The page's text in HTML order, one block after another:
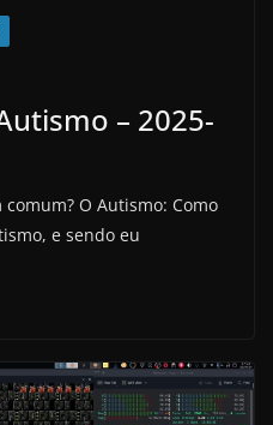
– 2025-
O Autismo: Como
e sendo eu